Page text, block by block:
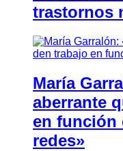
trastornos
María
aberrante
en función
redes»